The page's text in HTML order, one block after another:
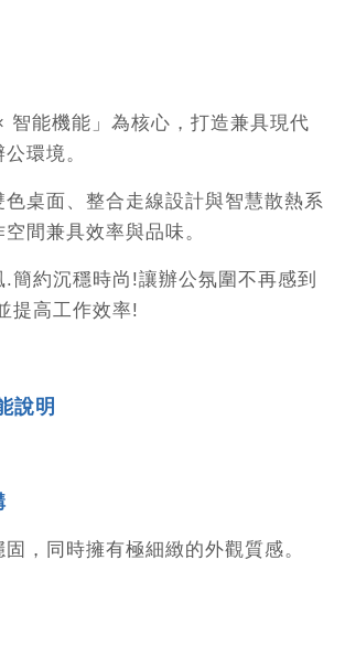
智能機能」為核心，打造兼具現代
環境。
桌面、整合走線設計與智慧散熱系
間兼具效率與品味。
簡約沉穩時尚!讓辦公氛圍不再感到
提高工作效率!
說明
，同時擁有極細緻的外觀質感。